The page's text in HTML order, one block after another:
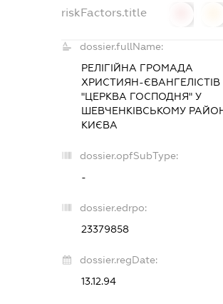
riskFactors.title
dossier.fullName:
РЕЛІГІЙНА ГРОМАДА
ХРИСТИЯН-ЄВАНГЕЛІСТІВ
"ЦЕРКВА ГОСПОДНЯ" У
ШЕВЧЕНКІВСЬКОМУ
КИЄВА
dossier.opfSubType:
-
dossier.edrpo:
23379858
dossier.regDate:
13.12.94